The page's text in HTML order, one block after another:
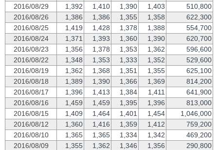
2016/08/29
1,392 1,410 1,390 1,403
510,800
2016/08/26
1,386 1,386 1,355 1,358
622,300
2016/08/25
1,419 1,428 1,378 1,388
554,700
2016/08/24
1,371 1,393 1,360 1,390
620,700
2016/08/23
1,356 1,378 1,353 1,362
596,600
2016/08/22
1,348 1,353 1,333 1,352
529,600
2016/08/19
1,362 1,368 1,351 1,355
625,100
2016/08/18
1,389 1,390 1,366 1,369
814,200
2016/08/17
1,396 1,413 1,384 1,411
641,900
2016/08/16
1,459 1,459 1,395 1,396
813,000
2016/08/15
1,409 1,464 1,401 1,454
1,046,000
2016/08/12
1,360 1,416 1,359 1,412
759,200
2016/08/10
1,365 1,365 1,334 1,342
469,200
2016/08/09
1,355 1,362 1,346 1,356
290,800